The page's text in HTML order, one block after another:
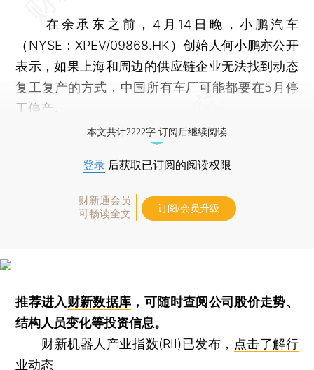
在余承东之前，4月14日晚，小鹏汽车
（NYSE：XPEV/09868.HK ）创始人何小鹏亦公开
表示，如果上海和周边的供应链企业无法找到动态
复工复产的方式，中国所有车厂可能都要在5月停
工停产。
本文共计2222字 订阅后继续阅读
登录 后获取已订阅的阅读权限
财新通会员
可畅读全文
订阅/会员升级
推荐进入财新数据库 ，可随时查阅公司股价走势、
结构人员变化等投资信息。
财新机器人产业指数(RII)已发布， 点击了解行
业动态